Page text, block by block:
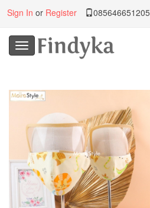
Sign In or Register 085646651205